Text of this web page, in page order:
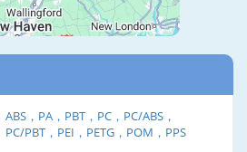
ABS，PA，PBT，PC，PC/ABS，
PC/PBT，PEI，PETG，POM，PPS